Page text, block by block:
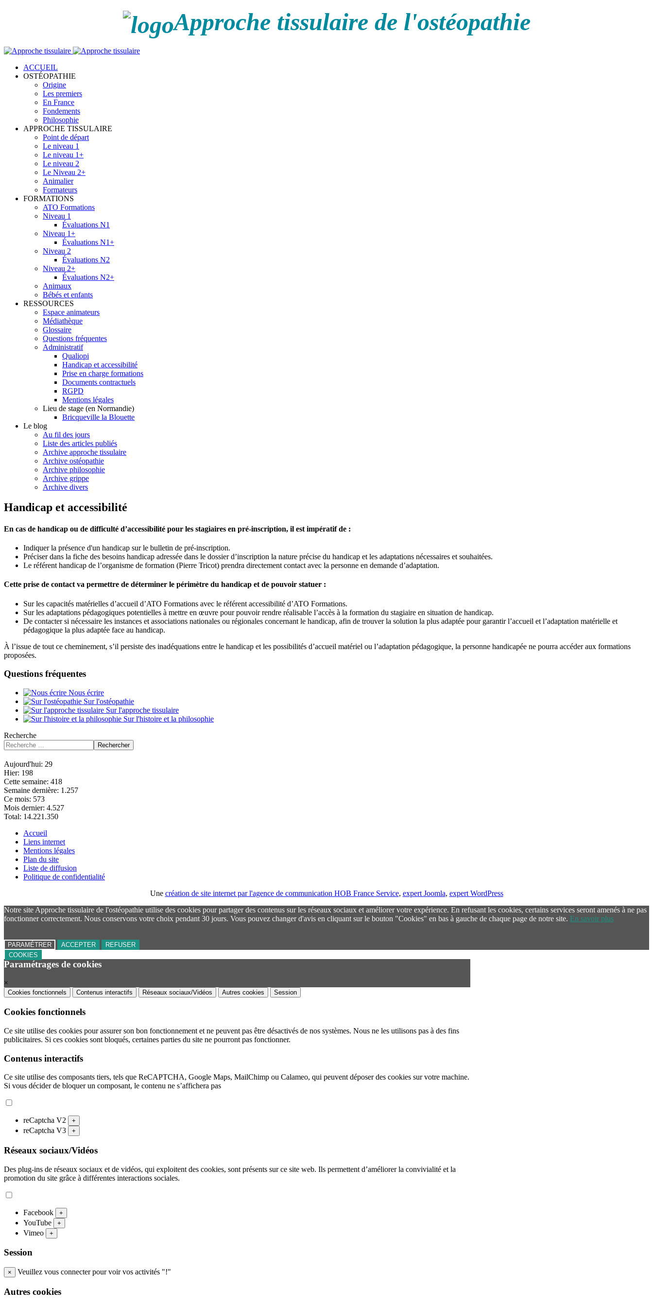
Approche tissulaire de l'ostéopathie
ACCUEIL
OSTÉOPATHIE
Origine
Les premiers
En France
Fondements
Philosophie
APPROCHE TISSULAIRE
Point de départ
Le niveau 1
Le niveau 1+
Le niveau 2
Le Niveau 2+
Animalier
Formateurs
FORMATIONS
ATO Formations
Niveau 1
Évaluations N1
Niveau 1+
Évaluations N1+
Niveau 2
Évaluations N2
Niveau 2+
Évaluations N2+
Animaux
Bébés et enfants
RESSOURCES
Espace animateurs
Médiathèque
Glossaire
Questions fréquentes
Administratif
Qualiopi
Handicap et accessibilité
Prise en charge formations
Documents contractuels
RGPD
Mentions légales
Lieu de stage (en Normandie)
Bricqueville la Blouette
Le blog
Au fil des jours
Liste des articles publiés
Archive approche tissulaire
Archive ostéopathie
Archive philosophie
Archive grippe
Archive divers
Handicap et accessibilité
En cas de handicap ou de difficulté d’accessibilité pour les stagiaires en pré-inscription, il est impératif de :
Indiquer la présence d'un handicap sur le bulletin de pré-inscription.
Préciser dans la fiche des besoins handicap adressée dans le dossier d’inscription la nature précise du handicap et les adaptations nécessaires et souhaitées.
Le référent handicap de l’organisme de formation (Pierre Tricot) prendra directement contact avec la personne en demande d’adaptation.
Cette prise de contact va permettre de déterminer le périmètre du handicap et de pouvoir statuer :
Sur les capacités matérielles d’accueil d’ATO Formations avec le référent accessibilité d’ATO Formations.
Sur les adaptations pédagogiques potentielles à mettre en œuvre pour pouvoir rendre réalisable l’accès à la formation du stagiaire en situation de handicap.
De contacter si nécessaire les instances et associations nationales ou régionales concernant le handicap, afin de trouver la solution la plus adaptée pour garantir l’accueil et l’adaptation matérielle et
pédagogique la plus adaptée face au handicap.
À l’issue de tout ce cheminement, s’il persiste des inadéquations entre le handicap et les possibilités d’accueil matériel ou l’adaptation pédagogique, la personne handicapée ne pourra accéder aux formations
proposées.
Questions fréquentes
Nous écrire
Sur l'ostéopathie
Sur l'approche tissulaire
Sur l'histoire et la philosophie
Recherche
Rechercher
Aujourd'hui: 29
Hier: 198
Cette semaine: 418
Semaine dernière: 1.257
Ce mois: 573
Mois dernier: 4.527
Total: 14.221.350
Accueil
Liens internet
Mentions légales
Plan du site
Liste de diffusion
Politique de confidentialité
Une création de site internet par l'agence de communication HOB France Service, expert Joomla, expert WordPress
Notre site Approche tissulaire de l'ostéopathie utilise des cookies pour partager des contenus sur les réseaux sociaux et améliorer votre expérience. En refusant les cookies, certains services seront amenés à ne pas
fonctionner correctement. Nous conservons votre choix pendant 30 jours. Vous pouvez changer d'avis en cliquant sur le bouton "Cookies" en bas à gauche de chaque page de notre site. En savoir plus
PARAMÉTRER ACCEPTER
REFUSER
COOKIES
Paramétrages de cookies
×
Cookies fonctionnels Contenus interactifs Réseaux sociaux/Vidéos Autres cookies Session
Cookies fonctionnels
Ce site utilise des cookies pour assurer son bon fonctionnement et ne peuvent pas être désactivés de nos systèmes. Nous ne les utilisons pas à des fins
publicitaires. Si ces cookies sont bloqués, certaines parties du site ne pourront pas fonctionner.
Contenus interactifs
Ce site utilise des composants tiers, tels que ReCAPTCHA, Google Maps, MailChimp ou Calameo, qui peuvent déposer des cookies sur votre machine.
Si vous décider de bloquer un composant, le contenu ne s’affichera pas
reCaptcha V2 +
reCaptcha V3 +
Réseaux sociaux/Vidéos
Des plug-ins de réseaux sociaux et de vidéos, qui exploitent des cookies, sont présents sur ce site web. Ils permettent d’améliorer la convivialité et la
promotion du site grâce à différentes interactions sociales.
Facebook +
YouTube +
Vimeo +
Session
× Veuillez vous connecter pour voir vos activités "!"
Autres cookies